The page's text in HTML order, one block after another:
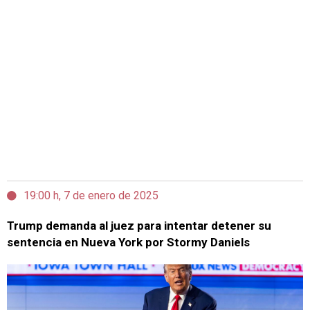
19:00 h, 7 de enero de 2025
Trump demanda al juez para intentar detener su
sentencia en Nueva York por Stormy Daniels